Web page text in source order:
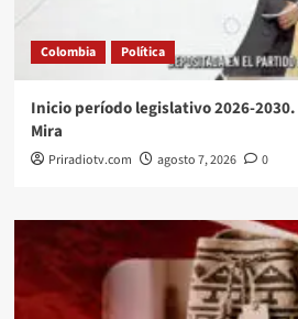
Colombia Política
Inicio período legislativo 2026-
Mira
Priradiotv.com agosto 7, 2026 0